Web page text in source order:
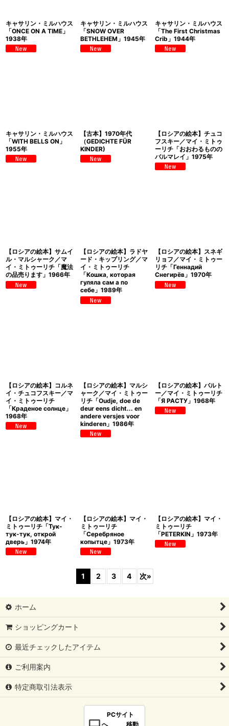
キャサリン・ミルハウス
「ONCE ON A TIME」
1938年
キャサリン・ミルハウス
「SNOW OVER
BETHLEHEM」1945年
キャサリン・ミルハウス
「The First Christmas
Crib」1944年
キャサリン・ミルハウス
「WITH BELLS ON」
1955年
【古本】1970年代
（GEDICHTE FÜR
KINDER)
【ロシアの絵本】チュコ
フスキー／マイ・ミトゥ
ーリチ「おおわるものの
バルマレイ」1975年
【ロシアの絵本】サムイ
ル・マルシャーク／マ
イ・ミトゥーリチ「魔法
の品売ります」1966年
【ロシアの絵本】ラドヤ
ード・キップリング／マ
イ・ミトゥーリチ
「Кошка, которая
гуляла сам а по
себе」1989年
【ロシアの絵本】スネギ
リョフ／マイ・ミトゥー
リチ「Геннадий
Снегирёв」1970年
【ロシアの絵本】コルネ
イ・チュコフスキー／マ
イ・ミトゥーリチ
「Краденое солнце」
1968年
【ロシアの絵本】マルシ
ャーク／マイ・ミトゥー
リチ「Oudje, doe de
deur eens dicht... en
andere versjes voor
kinderen」1986年
【ロシアの絵本】バルト
ー／マイ・ミトゥーリチ
「Я РАСТУ」1968年
【ロシアの絵本】マイ・
ミトゥーリチ「Тук-
тук-тук, открой
дверь」1974年
【ロシアの絵本】マイ・
ミトゥーリチ
「Серебряное
копытце」1973年
【ロシアの絵本】マイ・
ミトゥーリチ
「PETERKIN」1973年
1 2 3 4 次»
ホーム
ショッピングカート
最近チェックしたアイテム
ご利用案内
特定商取引法表示
PCサイト
へ 移動